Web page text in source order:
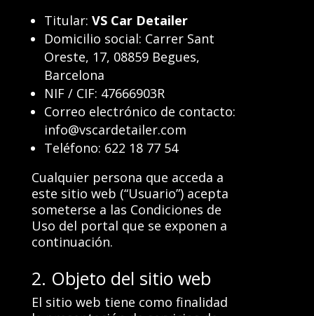
Titular: VS Car Detailer
Domicilio social: Carrer Sant
Oreste, 17, 08859 Begues,
Barcelona
NIF / CIF: 47666903R
Correo electrónico de contacto:
info@vscardetailer.com
Teléfono: 622 18 77 54
Cualquier persona que acceda a
este sitio web (“Usuario”) acepta
someterse a las Condiciones de
Uso del portal que se exponen a
continuación.
2. Objeto del sitio web
El sitio web tiene como finalidad